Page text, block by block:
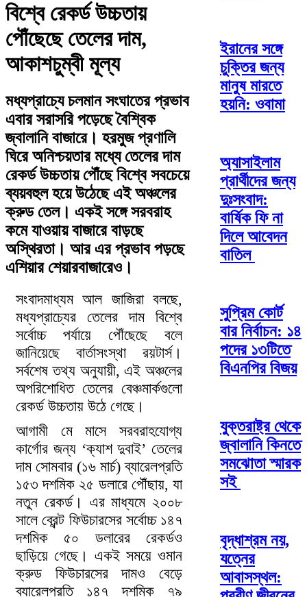
বিশ্বে রেকর্ড উচ্চতায়
পৌঁছেছে তেলের দাম,
আকাশচুম্বী মূল্য
মধ্যপ্রাচ্যে চলমান সংঘাতের প্রভাব
এবার সরাসরি পড়েছে বৈশ্বিক
জ্বালানি বাজারে। হরমুজ প্রণালি
ঘিরে অনিশ্চয়তার মধ্যে তেলের দাম
রেকর্ড উচ্চতায় পৌঁছে বিশ্বে সবচেয়ে
ব্যয়বহুল হয়ে উঠেছে এই অঞ্চলের
ক্রুড তেল। একই সঙ্গে সরবরাহ
কমে যাওয়ায় বাজারে বাড়ছে
অস্থিরতা। আর এর প্রভাব পড়ছে
এশিয়ার শেয়ারবাজারেও।
সংবাদমাধ্যম আল জাজিরা বলছে,
মধ্যপ্রাচ্যের তেলের দাম বিশ্বে
সর্বোচ্চ পর্যায়ে পৌঁছেছে বলে
জানিয়েছে বার্তাসংস্থা রয়টার্স।
সর্বশেষ তথ্য অনুযায়ী, এই অঞ্চলের
অপরিশোধিত তেলের বেঞ্চমার্কগুলো
রেকর্ড উচ্চতায় উঠে গেছে।
আগামী মে মাসে সরবরাহযোগ্য
কার্গোর জন্য ‘ক্যাশ দুবাই’ তেলের
দাম সোমবার (১৬ মার্চ) ব্যারেলপ্রতি
১৫৩ দশমিক ২৫ ডলারে পৌঁছায়, যা
নতুন রেকর্ড। এর মাধ্যমে ২০০৮
সালে ব্রেন্ট ফিউচারসের সর্বোচ্চ ১৪৭
দশমিক ৫০ ডলারের রেকর্ডও
ছাড়িয়ে গেছে। একই সময়ে ওমান
ক্রুড ফিউচারসের দামও বেড়ে
ব্যারেলপ্রতি ১৪৭ দশমিক ৭৯
ইরানের সঙ্গে
চুক্তির জন্য
মানুষ মারতে
হয়নি: ওবামা
অ্যাসাইলাম
প্রার্থীদের জন্য
দুঃসংবাদ:
বার্ষিক ফি না
দিলে আবেদন
বাতিল
সুপ্রিম কোর্ট
বার নির্বাচন: ১৪
পদের ১৩টিতে
বিএনপির বিজয়
যুক্তরাষ্ট্র থেকে
জ্বালানি কিনতে
সমঝোতা স্মারক
সই
বৃদ্ধাশ্রম নয়,
যত্নের
আবাসস্থল: